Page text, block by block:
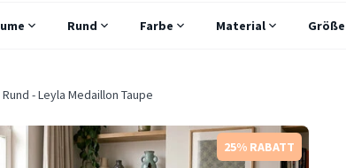
Rund Farbe Material Größe
- Leyla Medaillon Taupe
25% RABATT